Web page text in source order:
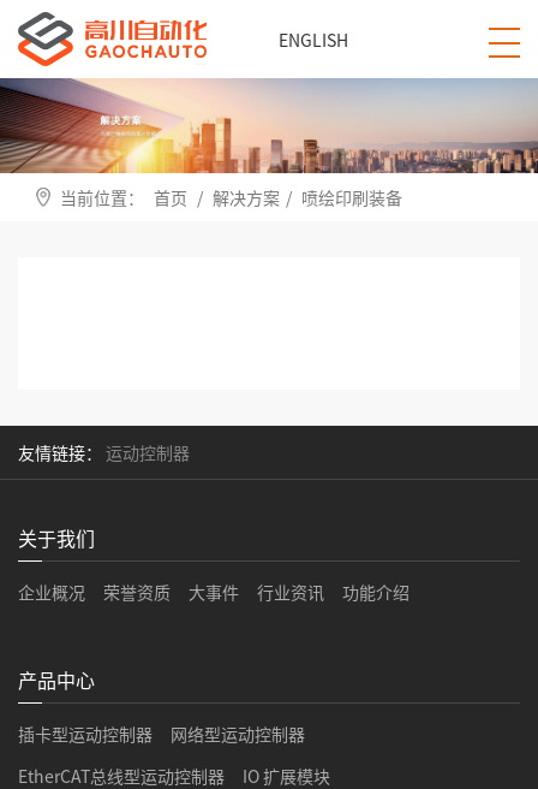
ENGLISH
当前位置： 首页 / 解决方案 / 喷绘印刷装备
友情链接： 运动控制器
关于我们
企业概况 荣誉资质 大事件 行业资讯 功能介绍
产品中心
插卡型运动控制器
网络型运动控制器
EtherCAT总线型运动控制器
IO 扩展模块